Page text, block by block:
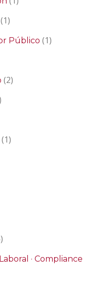
(1)
Público (1)
(2)
(1)
· Compliance